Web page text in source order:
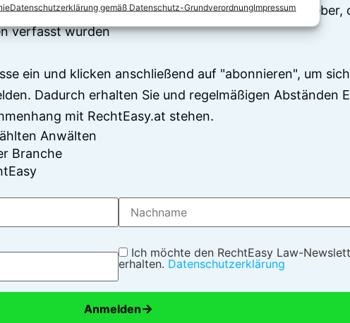
Datenschutzerklärung gemäß Datenschutz-GrundverordnungImpressum
über 7500 Begriffserklärungen und juristische Ratgeber,
verfasst wurden
ein und klicken anschließend auf "abonnieren", um
Dadurch erhalten Sie und regelmäßigen Abständen
mit RechtEasy.at stehen.
Anwälten
Branche
Ich möchte den RechtEasy Law-
erhalten. Datenschutzerklärung
Anmelden→